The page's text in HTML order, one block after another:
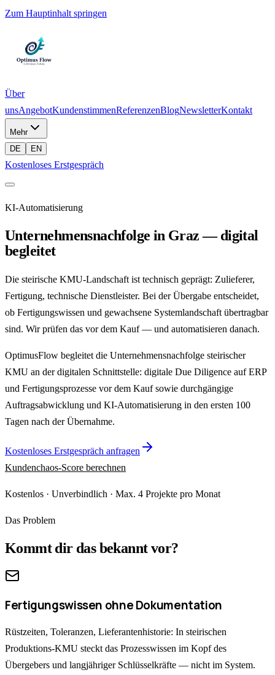
Zum Hauptinhalt springen
Über
unsAngebotKundenstimmenReferenzenBlogNewsletterKontakt
Mehr
DE
EN
Kostenloses Erstgespräch
KI-Automatisierung
Unternehmensnachfolge in Graz — digital
begleitet
Die steirische KMU-Landschaft ist technisch geprägt: Zulieferer,
Fertigung, technische Dienstleister. Bei der Übergabe entscheidet,
ob Fertigungswissen und gewachsene Systemlandschaft übertragbar
sind. Wir prüfen das vor dem Kauf — und automatisieren danach.
OptimusFlow begleitet die Unternehmensnachfolge steirischer
KMU an der digitalen Schnittstelle: digitale Due Diligence auf ERP
und Fertigungsprozesse vor dem Kauf sowie durchgängige
Auftragsabwicklung und KI-Automatisierung in den ersten 100
Tagen nach der Übernahme.
Kostenloses Erstgespräch anfragen
Kundenchaos-Score berechnen
Kostenlos · Unverbindlich · Max. 4 Projekte pro Monat
Das Problem
Kommt dir das bekannt vor?
Fertigungswissen ohne Dokumentation
Rüstzeiten, Toleranzen, Lieferantenhistorie: In steirischen
Produktions-KMU steckt das Prozesswissen im Kopf des
Übergebers und langjähriger Schlüsselkräfte — nicht im System.